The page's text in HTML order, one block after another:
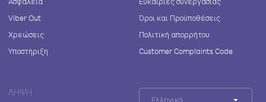
Viber Out
Χρεώσεις
Υποστήριξη
Όροι και Προϋποθέσεις
Πολιτική απορρήτου
Customer Complaints Code
ΛΉΨΗ
Ελληνικά